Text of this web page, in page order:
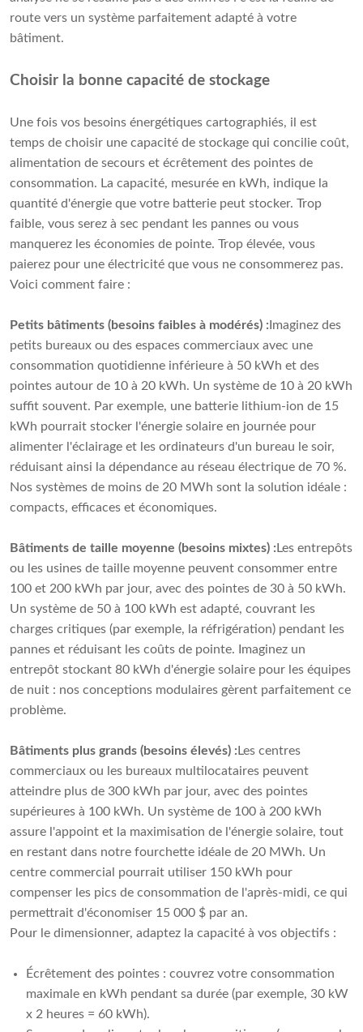
route vers un système parfaitement adapté à votre
bâtiment.
Choisir la bonne capacité de stockage
Une fois vos besoins énergétiques cartographiés, il est
temps de choisir une capacité de stockage qui concilie coût,
alimentation de secours et écrêtement des pointes de
consommation. La capacité, mesurée en kWh, indique la
quantité d'énergie que votre batterie peut stocker. Trop
faible, vous serez à sec pendant les pannes ou vous
manquerez les économies de pointe. Trop élevée, vous
paierez pour une électricité que vous ne consommerez pas.
Voici comment faire :
Petits bâtiments (besoins faibles à modérés) : Imaginez des
petits bureaux ou des espaces commerciaux avec une
consommation quotidienne inférieure à 50 kWh et des
pointes autour de 10 à 20 kWh. Un système de 10 à 20 kWh
suffit souvent. Par exemple, une batterie lithium-ion de 15
kWh pourrait stocker l'énergie solaire en journée pour
alimenter l'éclairage et les ordinateurs d'un bureau le soir,
réduisant ainsi la dépendance au réseau électrique de 70 %.
Nos systèmes de moins de 20 MWh sont la solution idéale :
compacts, efficaces et économiques.
Bâtiments de taille moyenne (besoins mixtes) : Les entrepôts
ou les usines de taille moyenne peuvent consommer entre
100 et 200 kWh par jour, avec des pointes de 30 à 50 kWh.
Un système de 50 à 100 kWh est adapté, couvrant les
charges critiques (par exemple, la réfrigération) pendant les
pannes et réduisant les coûts de pointe. Imaginez un
entrepôt stockant 80 kWh d'énergie solaire pour les équipes
de nuit : nos conceptions modulaires gèrent parfaitement ce
problème.
Bâtiments plus grands (besoins élevés) : Les centres
commerciaux ou les bureaux multilocataires peuvent
atteindre plus de 300 kWh par jour, avec des pointes
supérieures à 100 kWh. Un système de 100 à 200 kWh
assure l'appoint et la maximisation de l'énergie solaire, tout
en restant dans notre fourchette idéale de 20 MWh. Un
centre commercial pourrait utiliser 150 kWh pour
compenser les pics de consommation de l'après-midi, ce qui
permettrait d'économiser 15 000 $ par an.
Pour le dimensionner, adaptez la capacité à vos objectifs :
Écrêtement des pointes : couvrez votre consommation
maximale en kWh pendant sa durée (par exemple, 30 kW
x 2 heures = 60 kWh).